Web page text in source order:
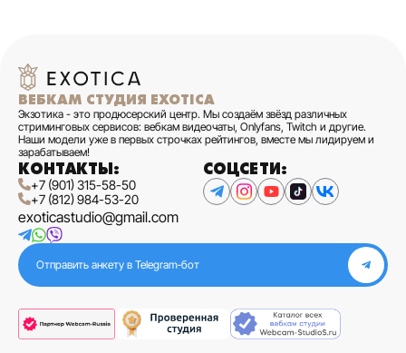
ВЕБКАМ СТУДИЯ EXOTICA
Экзотика - это продюсерский центр. Мы создаём звёзд различных
стриминговых сервисов: вебкам видеочаты, Onlyfans, Twitch и другие.
Наши модели уже в первых строчках рейтингов, вместе мы лидируем и
зарабатываем!
КОНТАКТЫ:
+7 (901) 315-58-50
+7 (812) 984-53-20
exoticastudio@gmail.com
СОЦСЕТИ:
Отправить анкету в Telegram‑бот